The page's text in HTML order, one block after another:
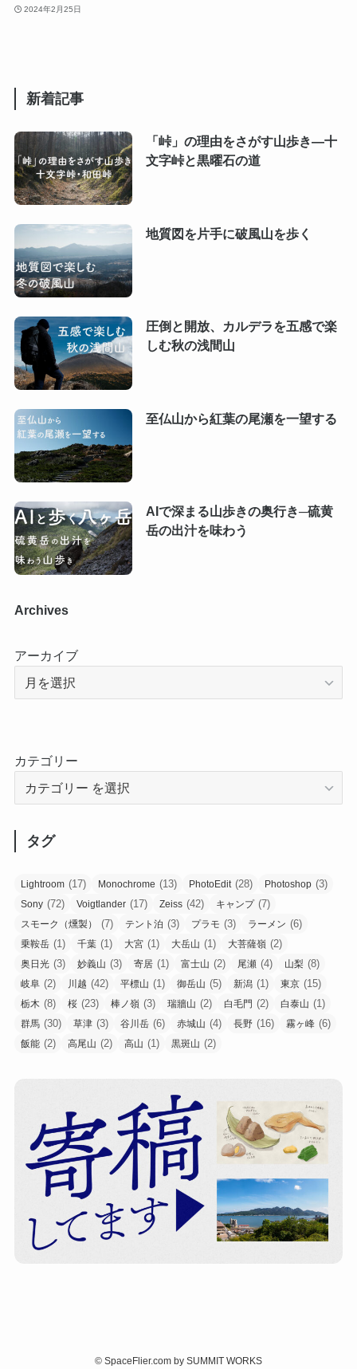
2024年2月25日
新着記事
「峠」の理由をさがす山歩き―十
文字峠と黒曜石の道
地質図を片手に破風山を歩く
圧倒と開放、カルデラを五感で楽
しむ秋の浅間山
至仏山から紅葉の尾瀬を一望する
AIで深まる山歩きの奥行き─硫黄
岳の出汁を味わう
Archives
アーカイブ
カテゴリー
タグ
Lightroom (17) Monochrome (13) PhotoEdit (28) Photoshop (3)
Sony (72) Voigtlander (17) Zeiss (42) キャンプ(7)
スモーク（燻製） (7) テント泊 (3) プラモ (3) ラーメン (6)
乗鞍岳 (1) 千葉 (1) 大宮 (1) 大岳山 (1) 大菩薩嶺 (2)
奥日光 (3) 妙義山 (3) 寄居 (1) 富士山 (2) 尾瀬 (4) 山梨 (8)
岐阜 (2) 川越 (42) 平標山 (1) 御岳山 (5) 新潟 (1) 東京 (15)
栃木 (8) 桜 (23) 棒ノ嶺 (3) 瑞牆山 (2) 白毛門 (2) 白泰山 (1)
群馬 (30) 草津 (3) 谷川岳 (6) 赤城山 (4) 長野 (16) 霧ヶ峰 (6)
飯能 (2) 高尾山 (2) 高山 (1) 黒斑山 (2)
© SpaceFlier.com by SUMMIT WORKS